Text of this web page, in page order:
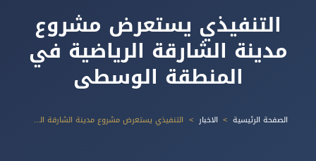
التنفيذي يستعرض مشروع
مدينة الشارقة الرياضية في
المنطقة الوسطى
الصفحة الرئيسية الاخبار التنفيذي يستعرض مشروع مدينة الشارقة الرياضية في المنطقة الوسطى